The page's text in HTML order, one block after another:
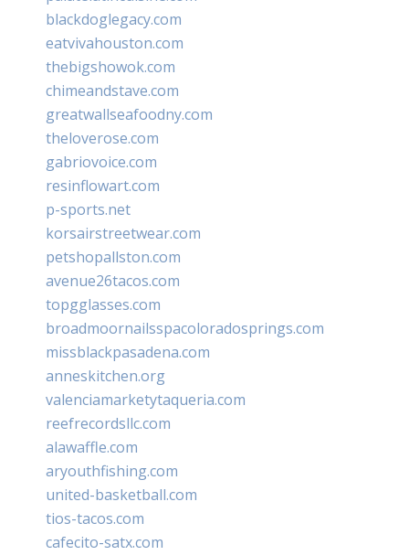
blackdoglegacy.com
eatvivahouston.com
thebigshowok.com
chimeandstave.com
greatwallseafoodny.com
theloverose.com
gabriovoice.com
resinflowart.com
p-sports.net
korsairstreetwear.com
petshopallston.com
avenue26tacos.com
topgglasses.com
broadmoornailsspacoloradosprings.com
missblackpasadena.com
anneskitchen.org
valenciamarketytaqueria.com
reefrecordsllc.com
alawaffle.com
aryouthfishing.com
united-basketball.com
tios-tacos.com
cafecito-satx.com